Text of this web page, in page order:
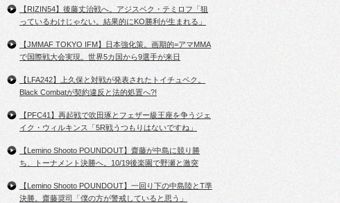
【RIZIN54】後藤丈治戦へ。アジスベク・テミロフ「狙
っているわけじゃない。結果的にKO勝利が生まれる」
【JMMAF TOKYO IFM】日本強化策。画期的=アマMMA
で国際戦大会実現。世界5カ国から9選手が来日
【LFA242】上久保と対戦が発表されたトイチュベク。
Black Combatが契約違反と法的処置へ?!
【PFC41】再起戦で吹田琢とフェザー級王座を争うジェ
イク・ウィルキンス「5R戦うつもりはないですね」
【Lemino Shooto POUNDOUT】齋藤が中島に競り勝
ち、トーナメント決勝へ。10/19後楽園で野瀬と激突
【Lemino Shooto POUNDOUT】一回り下の中島陸とT準
決勝。齋藤奨司「僕の方が警戒していると思う」